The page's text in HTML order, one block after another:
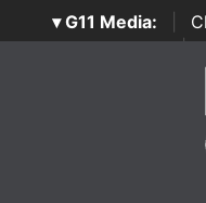
▾ G11 Media:
SecurityOpenLab |